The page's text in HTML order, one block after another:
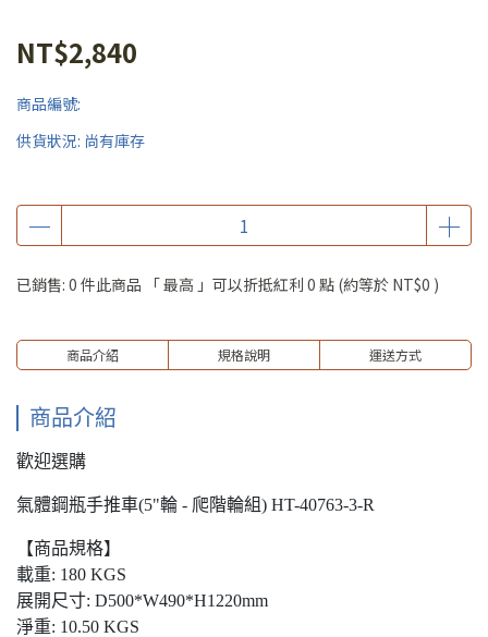
NT$2,840
商品編號:
供貨狀況: 尚有庫存
已銷售: 0 件此商品 「 最高 」可以折抵紅利 0 點 (約等於 NT$0 )
商品介紹 規格說明 運送方式
商品介紹
歡迎選購
氣體鋼瓶手推車(5"輪 - 爬階輪組) HT-40763-3-R
【商品規格】
載重: 180 KGS
展開尺寸: D500*W490*H1220mm
淨重: 10.50 KGS